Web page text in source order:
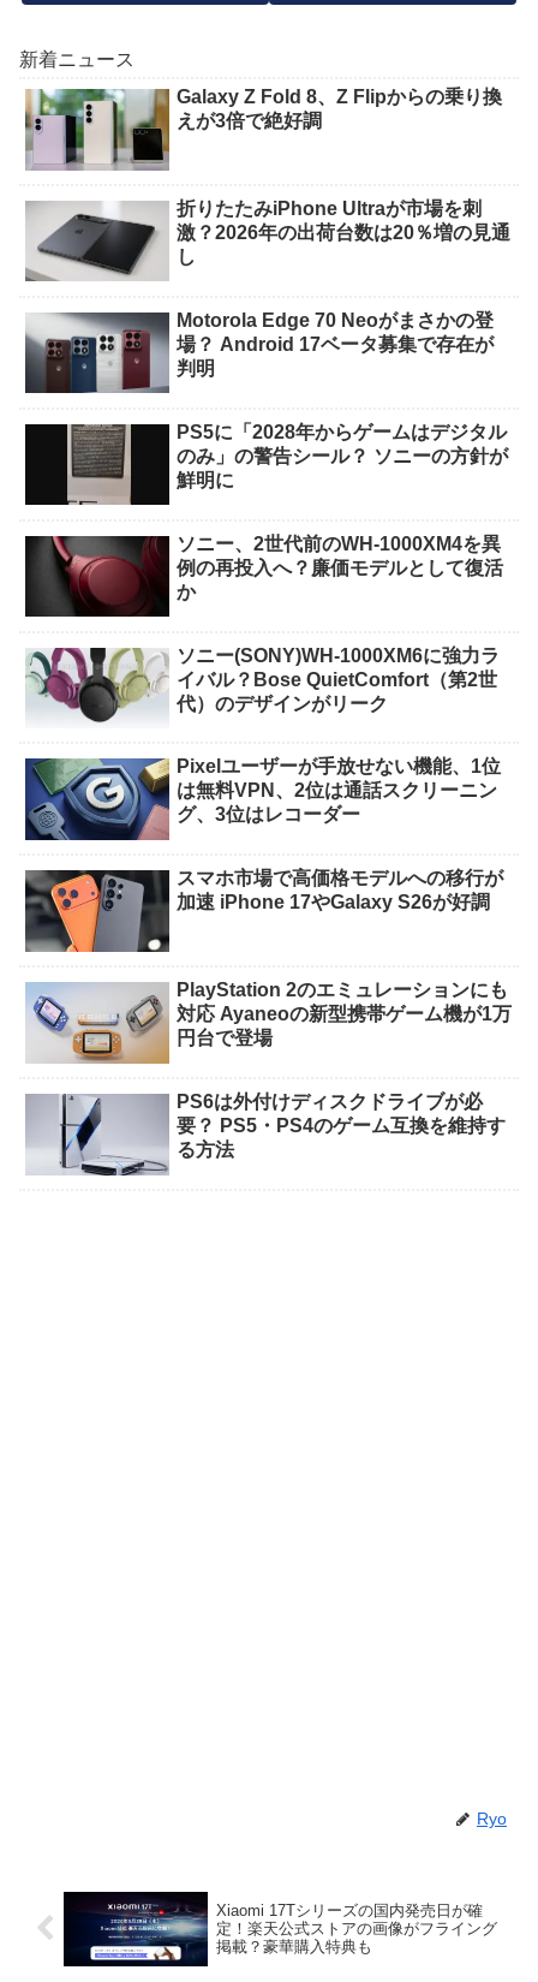
新着ニュース
Galaxy Z Fold 8、Z Flipからの乗り換
えが3倍で絶好調
折りたたみiPhone Ultraが市場を刺
激？2026年の出荷台数は20％増の見通
し
Motorola Edge 70 Neoがまさかの登
場？ Android 17ベータ募集で存在が
判明
PS5に「2028年からゲームはデジタル
のみ」の警告シール？ ソニーの方針が
鮮明に
ソニー、2世代前のWH-1000XM4を異
例の再投入へ？廉価モデルとして復活
か
ソニー(SONY)WH-1000XM6に強力ラ
イバル？Bose QuietComfort（第2世
代）のデザインがリーク
Pixelユーザーが手放せない機能、1位
は無料VPN、2位は通話スクリーニン
グ、3位はレコーダー
スマホ市場で高価格モデルへの移行が
加速 iPhone 17やGalaxy S26が好調
PlayStation 2のエミュレーションにも
対応 Ayaneoの新型携帯ゲーム機が1万
円台で登場
PS6は外付けディスクドライブが必
要？ PS5・PS4のゲーム互換を維持す
る方法
Ryo
Xiaomi 17Tシリーズの国内発売日が確
定！楽天公式ストアの画像がフライング
掲載？豪華購入特典も